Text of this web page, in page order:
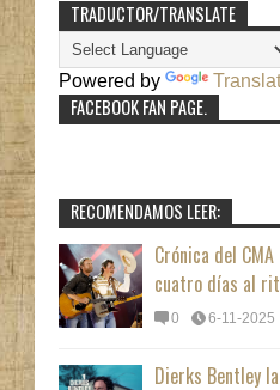
TRADUCTOR/TRANSLATE
Powered by
FACEBOOK FAN PAGE.
RECOMENDAMOS LEER:
Crónica del
cuatro días al
0 6-11-2025
Dierks Bentley